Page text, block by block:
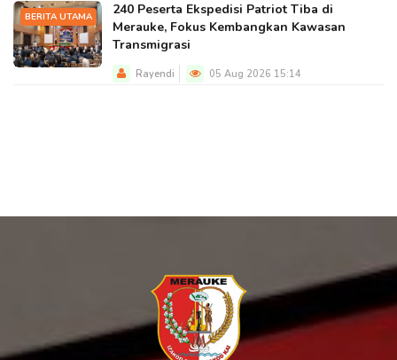
BERITA UTAMA
240 Peserta Ekspedisi Patriot Tiba di
Merauke, Fokus Kembangkan Kawasan
Transmigrasi
Rayendi 05 Aug 2026 15:14